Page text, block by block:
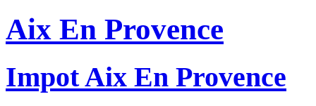
Aix En Provence
Impot Aix En Provence